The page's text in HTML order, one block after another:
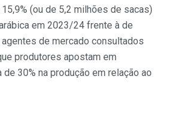
(ou de 5,2 milhões de sacas)
em 2023/24 frente à de
de mercado consultados
produtores apostam em
30% na produção em relação ao